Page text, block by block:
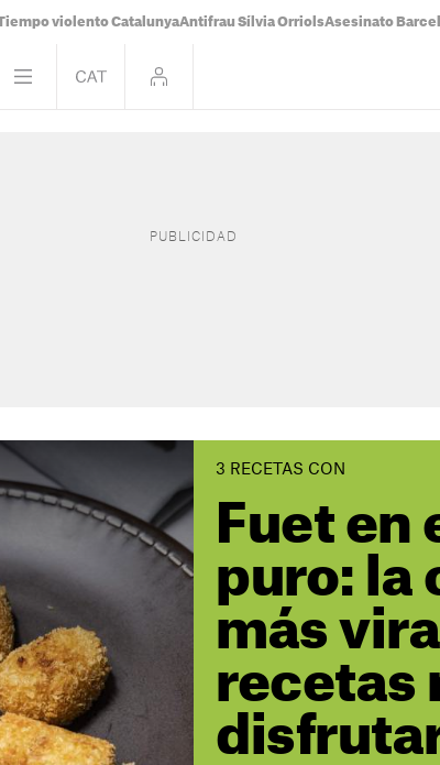
violento CatalunyaAntifrau Sílvia OrriolsAsesinato
3 RECETAS CON
Fuet en
puro: la
más
recetas